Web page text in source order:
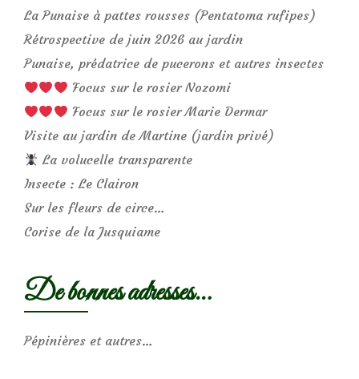
La Punaise à pattes rousses (Pentatoma rufipes)
Rétrospective de juin 2026 au jardin
Punaise, prédatrice de pucerons et autres insectes
Focus sur le rosier Nozomi
Focus sur le rosier Marie Dermar
Visite au jardin de Martine (jardin privé)
La volucelle transparente
Insecte : Le Clairon
Sur les fleurs de circe…
Corise de la Jusquiame
De bonnes adresses…
Pépinières et autres…